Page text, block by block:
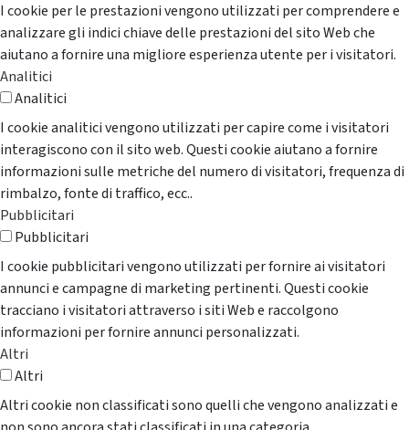
I cookie per le prestazioni vengono utilizzati per comprendere e
analizzare gli indici chiave delle prestazioni del sito Web che
aiutano a fornire una migliore esperienza utente per i visitatori.
Analitici
Analitici
I cookie analitici vengono utilizzati per capire come i visitatori
interagiscono con il sito web. Questi cookie aiutano a fornire
informazioni sulle metriche del numero di visitatori, frequenza di
rimbalzo, fonte di traffico, ecc..
Pubblicitari
Pubblicitari
I cookie pubblicitari vengono utilizzati per fornire ai visitatori
annunci e campagne di marketing pertinenti. Questi cookie
tracciano i visitatori attraverso i siti Web e raccolgono
informazioni per fornire annunci personalizzati.
Altri
Altri
Altri cookie non classificati sono quelli che vengono analizzati e